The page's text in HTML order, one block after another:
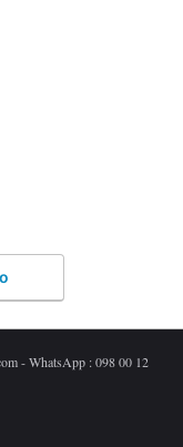
- WhatsApp : 098 00 12